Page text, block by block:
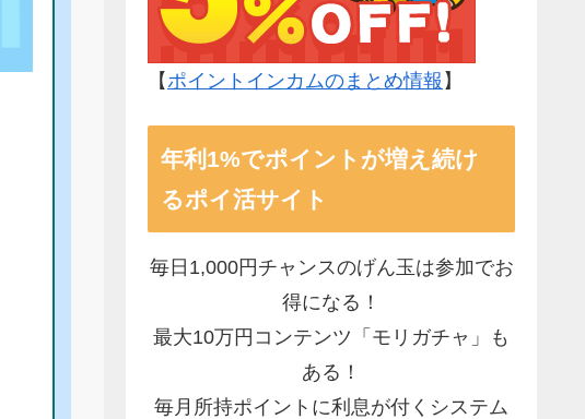
【 ポイントインカムのまとめ情報 】
年利1%でポイントが増え続け
るポイ活サイト
毎日1,000円チャンスのげん玉は参加でお
得になる！
最大10万円コンテンツ「モリガチャ」も
ある！
毎月所持ポイントに利息が付くシステム